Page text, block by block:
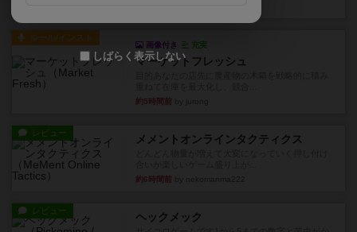
ルール/インスト
画像付き 充実
マーケットフレッシュ
約5時間前
レビュー メメントオンラインタクティクス
約6時間前
レビュー ヘックメック
しばらく表示しない